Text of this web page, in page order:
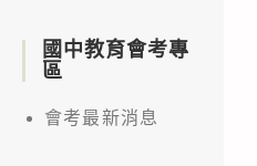
國中教育會考專
區
會考最新消息